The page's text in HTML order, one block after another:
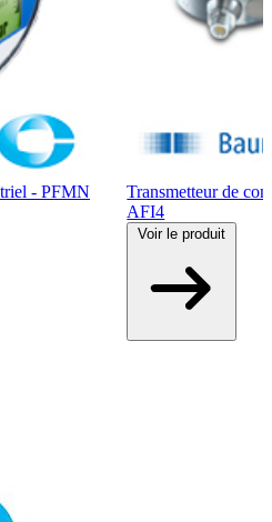
- PFMN
Transmetteur de
AFI4
Voir le produit